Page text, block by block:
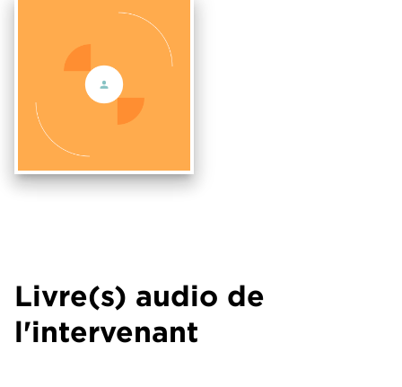
Livre(s) audio de
l'intervenant